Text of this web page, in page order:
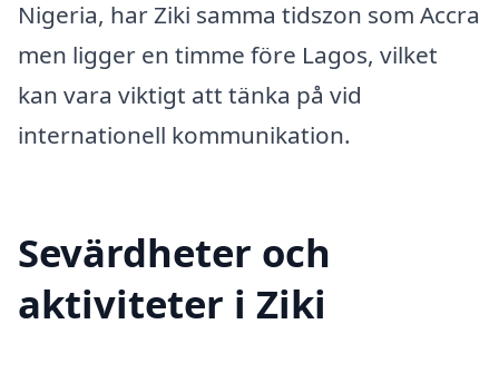
Nigeria, har Ziki samma tidszon som Accra
men ligger en timme före Lagos, vilket
kan vara viktigt att tänka på vid
internationell kommunikation.
Sevärdheter och
aktiviteter i Ziki